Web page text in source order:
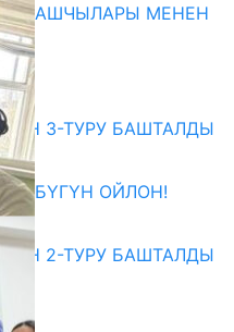
БАШЧЫЛАРЫ МЕНЕН
3-ТУРУ БАШТАЛДЫ
БҮГҮН ОЙЛОН!
2-ТУРУ БАШТАЛДЫ